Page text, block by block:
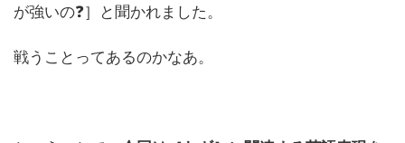
が強いの❓］と聞かれました。
戦うことってあるのかなあ。